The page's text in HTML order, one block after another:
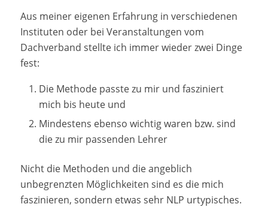
Aus meiner eigenen Erfahrung in verschiedenen
Instituten oder bei Veranstaltungen vom
Dachverband stellte ich immer wieder zwei Dinge
fest:
Die Methode passte zu mir und fasziniert
mich bis heute und
Mindestens ebenso wichtig waren bzw. sind
die zu mir passenden Lehrer
Nicht die Methoden und die angeblich
unbegrenzten Möglichkeiten sind es die mich
faszinieren, sondern etwas sehr NLP urtypisches.